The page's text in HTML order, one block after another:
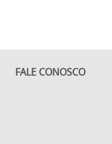
FALE CONOSCO